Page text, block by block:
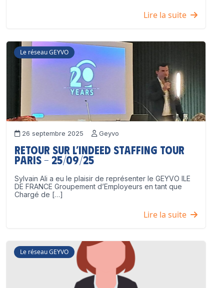
Lire la suite
Le réseau GEYVO
26 septembre 2025 Geyvo
Retour sur l’Indeed Staffing Tour
Paris – 25/09/25
Sylvain Ali a eu le plaisir de représenter le GEYVO ILE
DE FRANCE Groupement d’Employeurs en tant que
Chargé de […]
Lire la suite
Le réseau GEYVO